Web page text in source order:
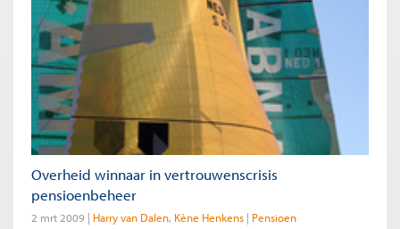
Overheid winnaar in vertrouwenscrisis
pensioenbeheer
2 mrt 2009 Harry van Dalen Kène Henkens Pensioen